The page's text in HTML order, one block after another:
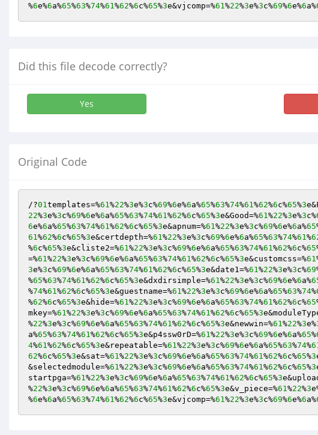
%6e%6a%65%63%74%61%62%6c%65%3e&vjcomp=%61%22%3e%3c%69%6e%6a%
Did this file decode correctly?
Yes
Original Code
/?01templates=%61%22%3e%3c%69%6e%6a%65%63%74%61%62%6c%65%3
22%3e%3c%69%6e%6a%65%63%74%61%62%6c%65%3e&Good=%61%22%3e%3c%
6e%6a%65%63%74%61%62%6c%65%3e&apnum=%61%22%3e%3c%69%6e%6a%65
61%62%6c%65%3e&certdepth=%61%22%3e%3c%69%6e%6a%65%63%74%61%
%6c%65%3e&cliste2=%61%22%3e%3c%69%6e%6a%65%63%74%61%62%6c%65
=%61%22%3e%3c%69%6e%6a%65%63%74%61%62%6c%65%3e&customcss=%61
3e%3c%69%6e%6a%65%63%74%61%62%6c%65%3e&date1=%61%22%3e%3c%69
%65%63%74%61%62%6c%65%3e&dxdirsimple=%61%22%3e%3c%69%6e%6a%
%74%61%62%6c%65%3e&guestname=%61%22%3e%3c%69%6e%6a%65%63%74%
%62%6c%65%3e&hide=%61%22%3e%3c%69%6e%6a%65%63%74%61%62%6c%65
mkey=%61%22%3e%3c%69%6e%6a%65%63%74%61%62%6c%65%3
%22%3e%3c%69%6e%6a%65%63%74%61%62%6c%65%3e&newwin=%61%22%3e%
a%65%63%74%61%62%6c%65%3e&p4ssw0rD=%61%22%3e%3c%69%6e%6a%65%
4%61%62%6c%65%3e&repeatable=%61%22%3e%3c%69%6e%6a%65%63%74%
62%6c%65%3e&sat=%61%22%3e%3c%69%6e%6a%65%63%74%61%62%6c%65%3
&selectedmodule=%61%22%3e%3c%69%6e%6a%65%63%74%61%62%6c%65%3
startpga=%61%22%3e%3c%69%6e%6a%65%63%74%61%62%6c%65%3
%22%3e%3c%69%6e%6a%65%63%74%61%62%6c%65%3e&v_piece=%61%22%3
%6e%6a%65%63%74%61%62%6c%65%3e&vjcomp=%61%22%3e%3c%69%6e%6a%